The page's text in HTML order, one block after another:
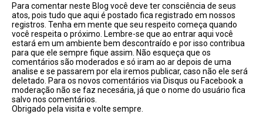
Para comentar neste Blog você deve ter consciência de seus
atos, pois tudo que aqui é postado fica registrado em nossos
registros. Tenha em mente que seu respeito começa quando
você respeita o próximo. Lembre-se que ao entrar aqui você
estará em um ambiente bem descontraído e por isso contribua
para que ele sempre fique assim. Não esqueça que os
comentários são moderados e só iram ao ar depois de uma
analise e se passarem por ela iremos publicar, caso não ele será
deletado. Para os novos comentários via Disqus ou Facebook a
moderação não se faz necesária, já que o nome do usuário fica
salvo nos comentários.
Obrigado pela visita e volte sempre.